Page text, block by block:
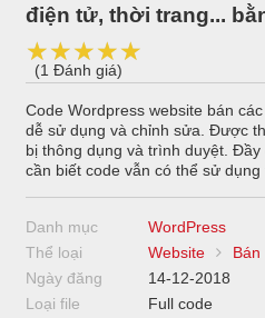
điện tử, thời trang...
★★★★★
★★★★★
★★★★★
(1 Đánh giá)
Code Wordpress website bán
dễ sử dụng và chỉnh sửa. Được
bị thông dụng và trình duyệt.
cần biết code vẫn có thể sử dụng
Danh mục
WordPress
Thể loại
Website
Ngày đăng
14-12-2018
Loại file
Full code